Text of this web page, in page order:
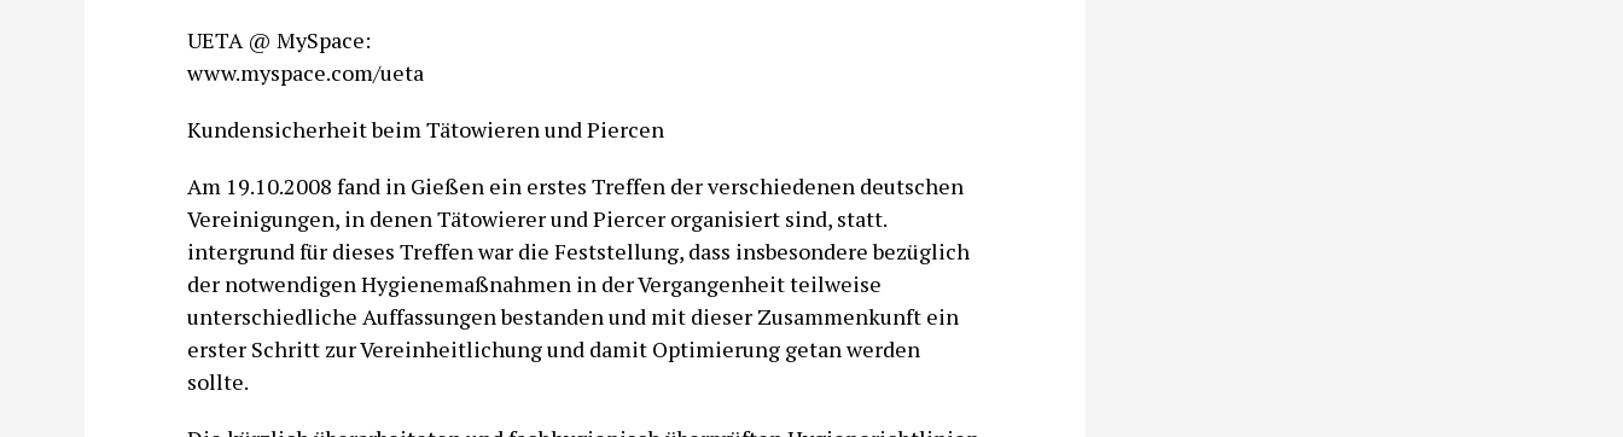
UETA @ MySpace:
www.myspace.com/ueta
Kundensicherheit beim Tätowieren und Piercen
Am 19.10.2008 fand in Gießen ein erstes Treffen der verschiedenen deutschen
Vereinigungen, in denen Tätowierer und Piercer organisiert sind, statt.
intergrund für dieses Treffen war die Feststellung, dass insbesondere bezüglich
der notwendigen Hygienemaßnahmen in der Vergangenheit teilweise
unterschiedliche Auffassungen bestanden und mit dieser Zusammenkunft ein
erster Schritt zur Vereinheitlichung und damit Optimierung getan werden
sollte.